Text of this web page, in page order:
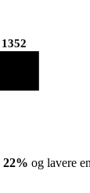
1352
22% og lavere